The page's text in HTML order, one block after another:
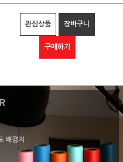
관심상품 장바구니
구매하기